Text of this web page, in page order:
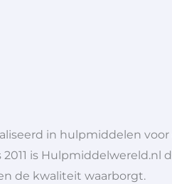
in hulpmiddelen
2011 is
de kwaliteit waarborgt.